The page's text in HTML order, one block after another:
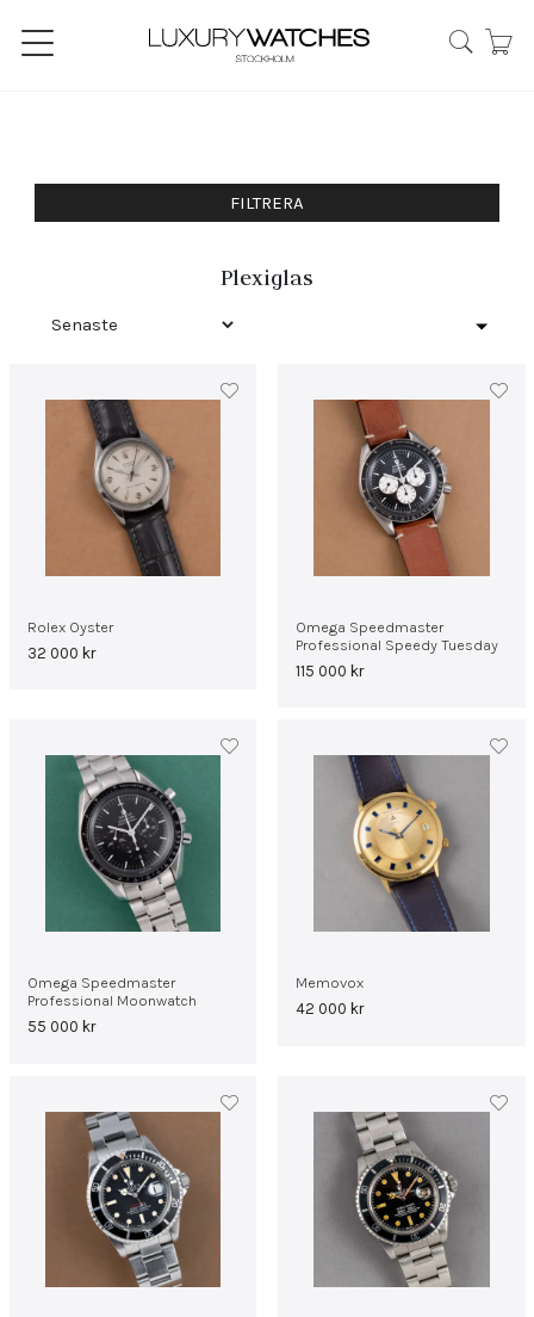
FILTRERA
Plexiglas
Rolex Oyster
32 000 kr
Omega Speedmaster
Professional Speedy Tuesday
115 000 kr
Omega Speedmaster
Professional Moonwatch
55 000 kr
Memovox
42 000 kr